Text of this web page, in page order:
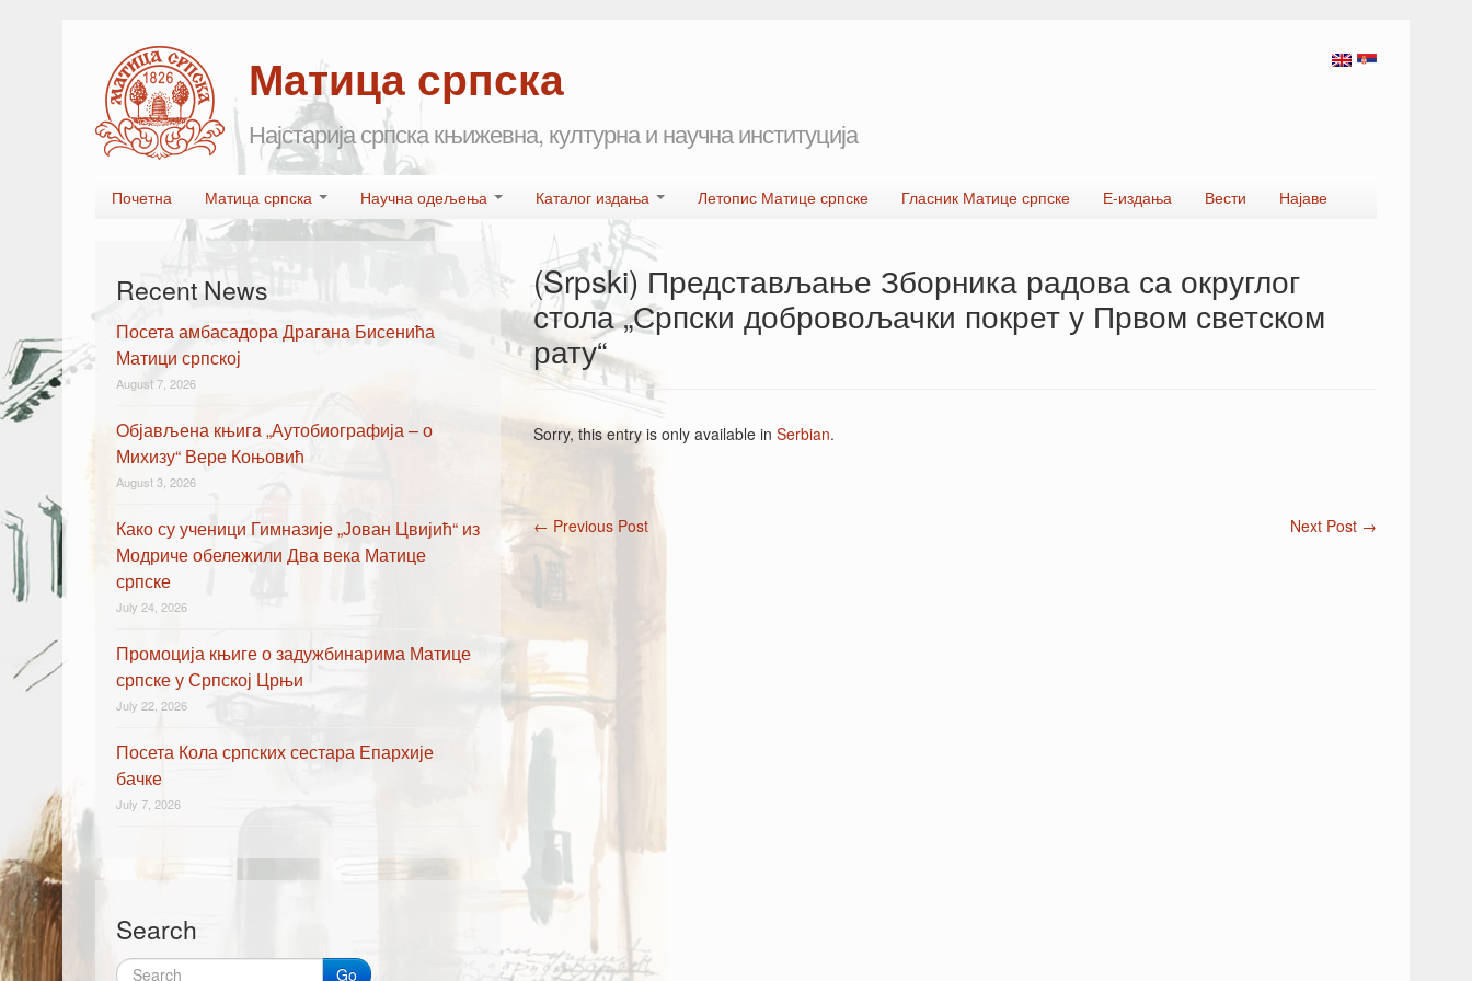
Матица српска
Најстарија српска књижевна, културна и научна институција
Main menu
Почетна Матица српска Научна одељења Каталог издања Летопис Матице српске Гласник Матице српске Е-издања Вести Најаве
(Srpski) Представљање Зборника радова са округлог
стола „Српски добровољачки покрет у Првом светском
рату“
Sorry, this entry is only available in Serbian.
Post navigation
Next Post →
← Previous Post
Recent News
Посета амбасадора Драгана Бисенића
Матици српској
August 7, 2026
Oбјављена књигa „Аутобиографија – о
Михизу“ Вере Коњовић
August 3, 2026
Како су ученици Гимназије „Јован Цвијић“ из
Модриче обележили Два века Матице
српске
July 24, 2026
Промоција књиге о задужбинарима Матице
српске у Српској Црњи
July 22, 2026
Посета Кола српских сестара Епархије
бачке
July 7, 2026
Search
Go